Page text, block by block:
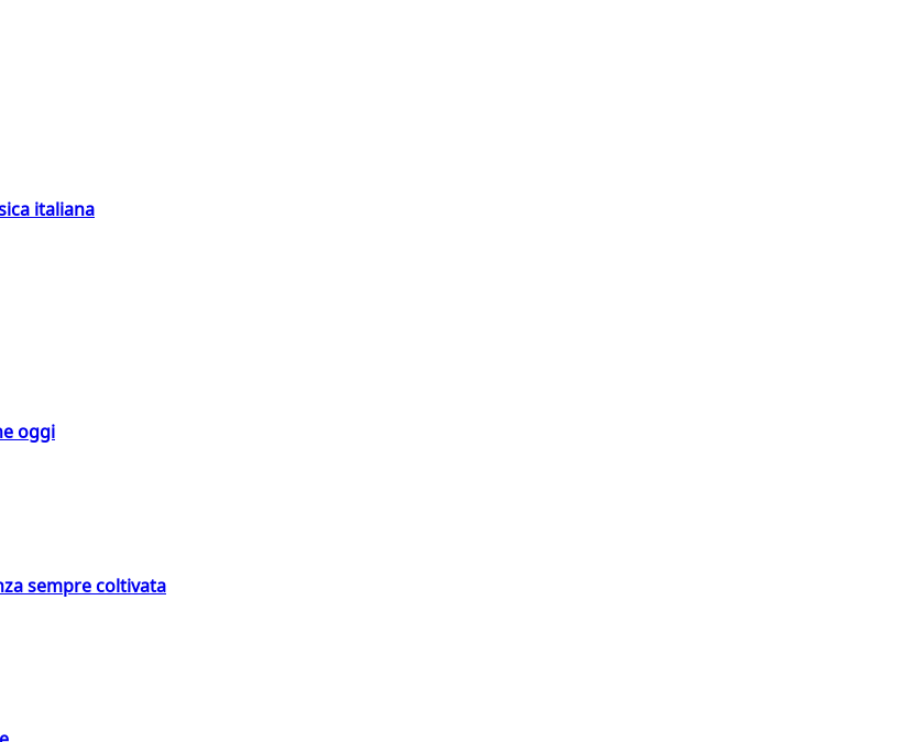
italiana
oggi
sempre coltivata